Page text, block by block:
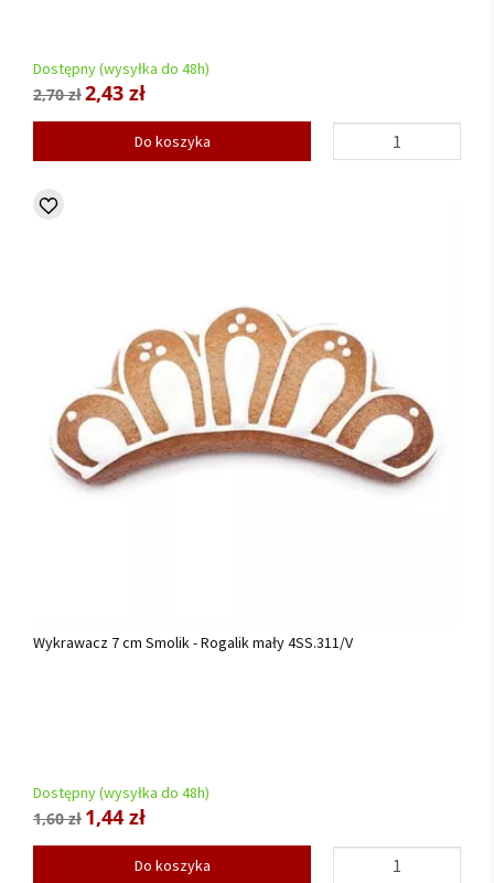
Dostępny (wysyłka do 48h)
2,70 zł2,43 zł
Do koszyka
Wykrawacz 7 cm Smolik - Rogalik mały 4SS.311/V
Dostępny (wysyłka do 48h)
1,60 zł 1,44 zł
Do koszyka